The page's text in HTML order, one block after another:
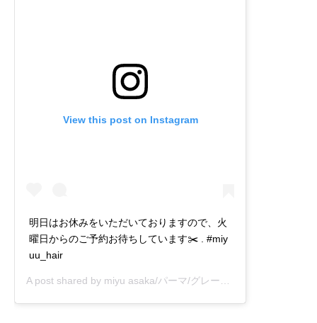
View this post on Instagram
明日はお休みをいただいておりますので、火
曜日からのご予約お待ちしています✂️ . #miy
uu_hair
A post shared by miyu asaka/パーマ/グレージュ/癖毛